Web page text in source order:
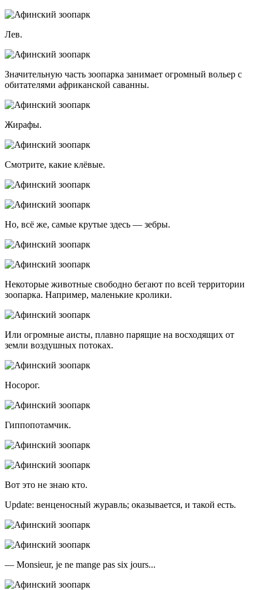
Лев.
Значительную часть зоопарка занимает огромный вольер с
обитателями африканской саванны.
Жирафы.
Смотрите, какие клёвые.
Но, всё же, самые крутые здесь — зебры.
Некоторые животные свободно бегают по всей территории
зоопарка. Например, маленькие кролики.
Или огромные аисты, плавно парящие на восходящих от
земли воздушных потоках.
Носорог.
Гиппопотамчик.
Вот это не знаю кто.
Update: венценосный журавль; оказывается, и такой есть.
— Monsieur, je ne mange pas siх jours...